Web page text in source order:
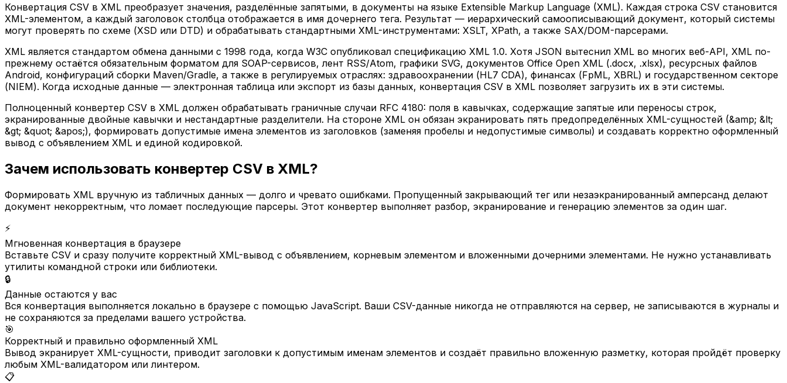
Конвертация CSV в XML преобразует значения, разделённые запятыми, в документы на языке Extensible Markup Language (XML). Каждая строка CSV становится
XML-элементом, а каждый заголовок столбца отображается в имя дочернего тега. Результат — иерархический самоописывающий документ, который системы
могут проверять по схеме (XSD или DTD) и обрабатывать стандартными XML-инструментами: XSLT, XPath, а также SAX/DOM-парсерами.
XML является стандартом обмена данными с 1998 года, когда W3C опубликовал спецификацию XML 1.0. Хотя JSON вытеснил XML во многих веб-API, XML по-
прежнему остаётся обязательным форматом для SOAP-сервисов, лент RSS/Atom, графики SVG, документов Office Open XML (.docx, .xlsx), ресурсных файлов
Android, конфигураций сборки Maven/Gradle, а также в регулируемых отраслях: здравоохранении (HL7 CDA), финансах (FpML, XBRL) и государственном секторе
(NIEM). Когда исходные данные — электронная таблица или экспорт из базы данных, конвертация CSV в XML позволяет загрузить их в эти системы.
Полноценный конвертер CSV в XML должен обрабатывать граничные случаи RFC 4180: поля в кавычках, содержащие запятые или переносы строк,
экранированные двойные кавычки и нестандартные разделители. На стороне XML он обязан экранировать пять предопределённых XML-сущностей (&amp; &lt;
&gt; &quot; &apos;), формировать допустимые имена элементов из заголовков (заменяя пробелы и недопустимые символы) и создавать корректно оформленный
вывод с объявлением XML и единой кодировкой.
Зачем использовать конвертер CSV в XML?
Формировать XML вручную из табличных данных — долго и чревато ошибками. Пропущенный закрывающий тег или незаэкранированный амперсанд делают
документ некорректным, что ломает последующие парсеры. Этот конвертер выполняет разбор, экранирование и генерацию элементов за один шаг.
⚡
Мгновенная конвертация в браузере
Вставьте CSV и сразу получите корректный XML-вывод с объявлением, корневым элементом и вложенными дочерними элементами. Не нужно устанавливать
утилиты командной строки или библиотеки.
🔒
Данные остаются у вас
Вся конвертация выполняется локально в браузере с помощью JavaScript. Ваши CSV-данные никогда не отправляются на сервер, не записываются в журналы и
не сохраняются за пределами вашего устройства.
🎯
Корректный и правильно оформленный XML
Вывод экранирует XML-сущности, приводит заголовки к допустимым именам элементов и создаёт правильно вложенную разметку, которая пройдёт проверку
любым XML-валидатором или линтером.
📋